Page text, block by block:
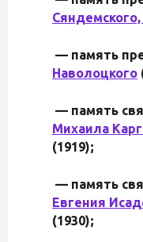
— память
Наволоцкого
— память
Михаила
(1919);
— память
Евгения
(1930);